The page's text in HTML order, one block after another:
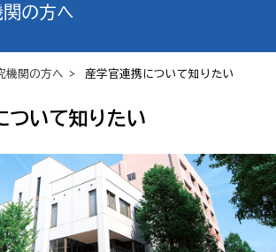
の方へ
機関の方へ > 産学官連携について知りたい
ついて知りたい